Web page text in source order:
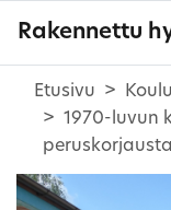
Rakennettu
Etusivu
1970-luvun